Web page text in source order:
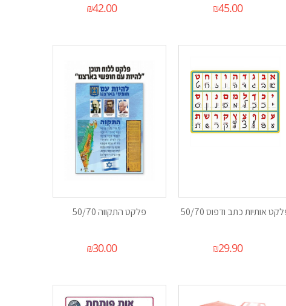
₪45.00
₪42.00
אותיות כתב ודפוס 50/70
₪29.90
פלקט התקווה 50/70
₪30.00